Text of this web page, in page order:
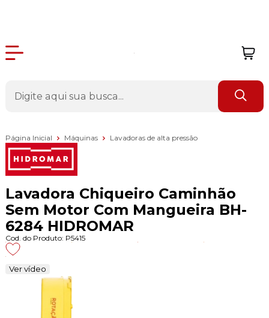
Página Inicial Máquinas Lavadoras de alta pressão
Lavadora Chiqueiro Caminhão
Sem Motor Com Mangueira BH-
6284 HIDROMAR
Cod. do Produto: P5415
Ver vídeo